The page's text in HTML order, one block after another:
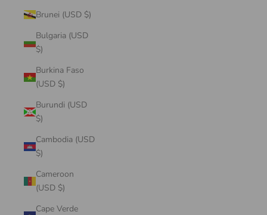
Brunei (USD $)
Bulgaria (USD
$)
Burkina Faso
(USD $)
Burundi (USD
$)
Cambodia (USD
$)
Cameroon
(USD $)
Cape Verde